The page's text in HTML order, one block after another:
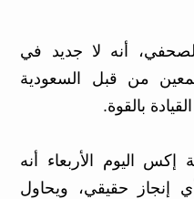
أنه لا جديد في
من قبل السعودية
بالقوة.
اليوم الأربعاء أنه
إنجاز حقيقي، ويحاول